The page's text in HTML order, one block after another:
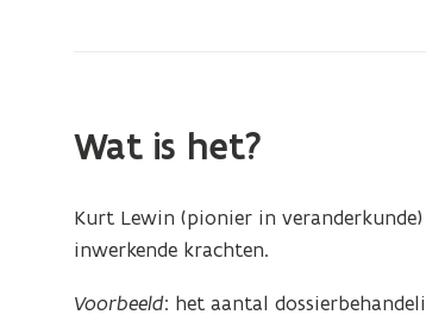
Wat is het?
Kurt Lewin (pionier in
inwerkende krachten.
Voorbeeld: het aantal